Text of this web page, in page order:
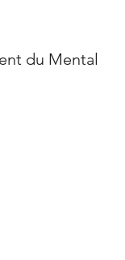
du Mental